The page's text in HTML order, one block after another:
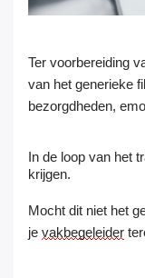
Ter voorbereiding
van het generieke
bezorgdheden,
In de loop van het
krijgen.
Mocht dit niet het
je vakbegeleider